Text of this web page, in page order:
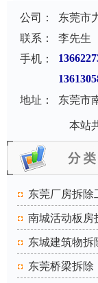
公司：
东莞市
联系：
李先生
手机：
地址：
东莞市
本站
东莞厂房拆除
南城活动板房
东城建筑物拆
东莞桥梁拆除